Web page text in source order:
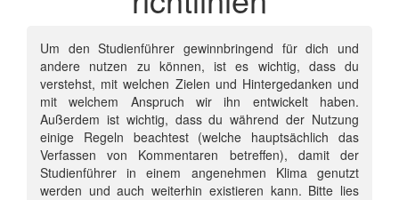
Um den Studienführer gewinnbringend für dich und
andere nutzen zu können, ist es wichtig, dass du
verstehst, mit welchen Zielen und Hintergedanken und
mit welchem Anspruch wir ihn entwickelt haben.
Außerdem ist wichtig, dass du während der Nutzung
einige Regeln beachtest (welche hauptsächlich das
Verfassen von Kommentaren betreffen), damit der
Studienführer in einem angenehmen Klima genutzt
werden und auch weiterhin existieren kann. Bitte lies